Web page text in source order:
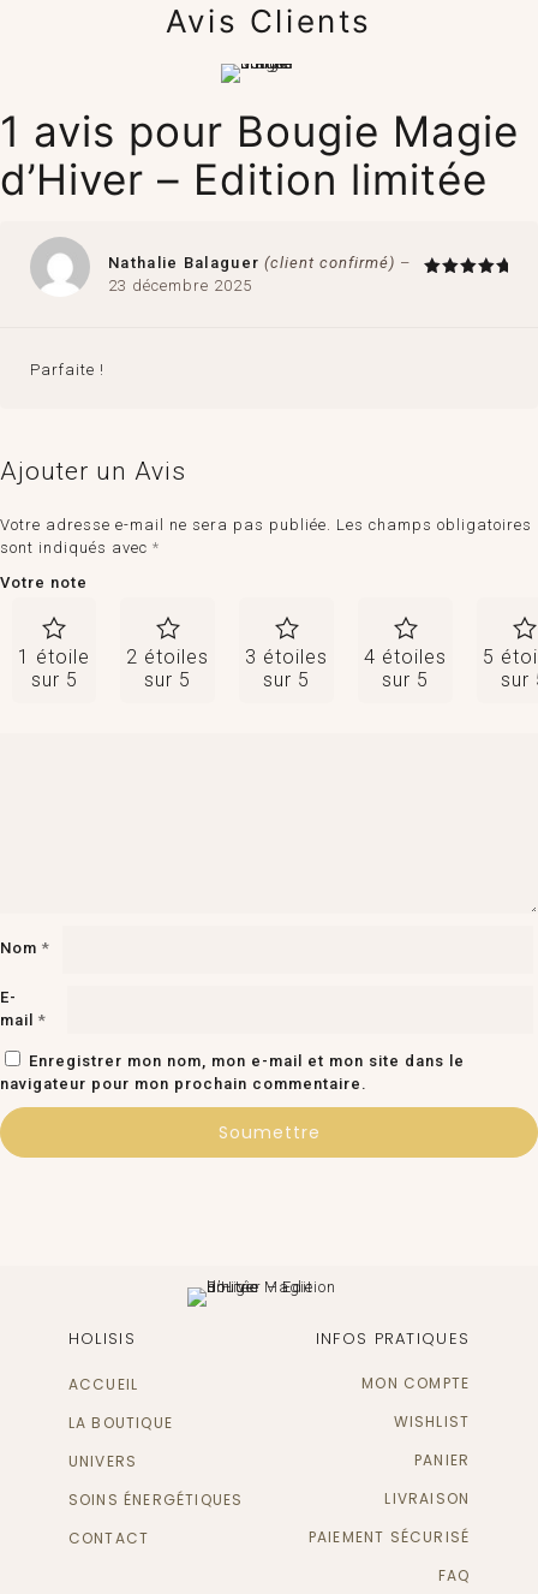
Avis Clients
1 avis pour Bougie Magie
d’Hiver – Edition limitée
Nathalie Balaguer(client confirmé) –
23 décembre 2025
Parfaite !
Ajouter un Avis
Votre adresse e-mail ne sera pas publiée.
Les champs obligatoires
sont indiqués avec *
Votre note
1 étoile
sur 5
2 étoiles
sur 5
3 étoiles
sur 5
4 étoiles
sur 5
5
sur
Nom *
E-
mail *
Enregistrer mon nom, mon e-mail et mon site dans le
navigateur pour mon prochain commentaire.
HOLISIS
ACCUEIL
LA BOUTIQUE
UNIVERS
SOINS ÉNERGÉTIQUES
CONTACT
INFOS PRATIQUES
MON COMPTE
WISHLIST
PANIER
LIVRAISON
PAIEMENT SÉCURISÉ
FAQ